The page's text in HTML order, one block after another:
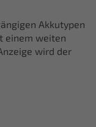
Akkutypen
einem weiten
wird der